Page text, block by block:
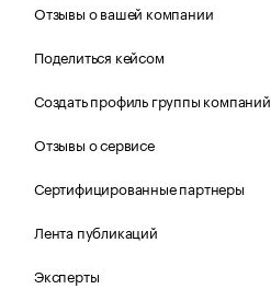
Отзывы о вашей компании
Поделиться кейсом
Создать профиль группы компаний
Отзывы о сервисе
Сертифицированные партнеры
Лента публикаций
Эксперты